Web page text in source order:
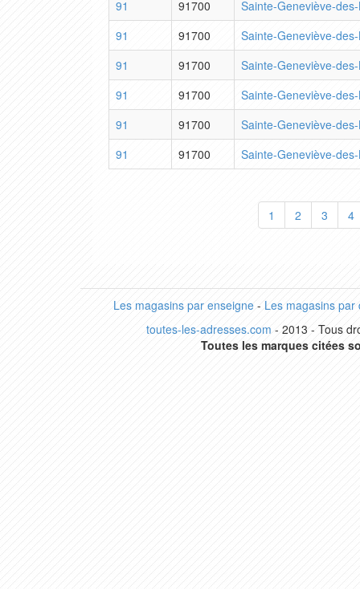
91
91700
Sainte-Geneviève-
91
91700
Sainte-Geneviève-
91
91700
Sainte-Geneviève-
91
91700
Sainte-Geneviève-
91
91700
Sainte-Geneviève-
91
91700 Sainte-Geneviève-
1 2 3 4
Les magasins par enseigne- Les magasins par
toutes-les-adresses.com - 2013 - Tous
Toutes les marques citées